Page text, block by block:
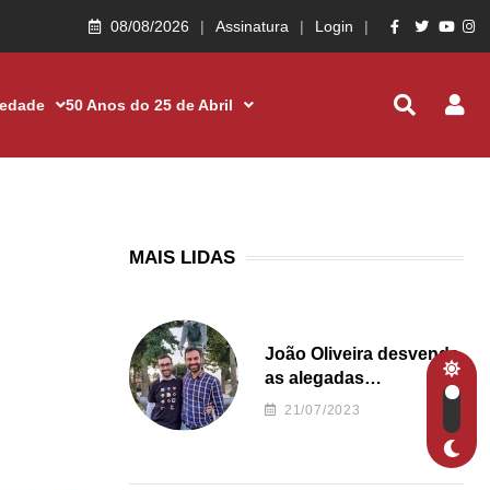
08/08/2026 Assinatura Login
50 Anos do 25 de Abril
MAIS LIDAS
João Oliveira desvenda
as alegadas
irregularidades da
Junta de Freguesia S.
21/07/2023